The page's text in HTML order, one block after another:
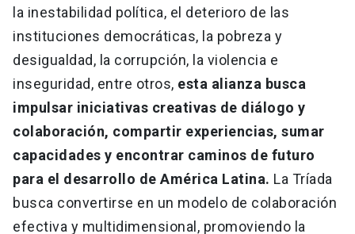
la inestabilidad política, el deterioro de las
instituciones democráticas, la pobreza y
desigualdad, la corrupción, la violencia e
inseguridad, entre otros, esta alianza busca
impulsar iniciativas creativas de diálogo y
colaboración, compartir experiencias, sumar
capacidades y encontrar caminos de futuro
para el desarrollo de América Latina. La Tríada
busca convertirse en un modelo de colaboración
efectiva y multidimensional, promoviendo la